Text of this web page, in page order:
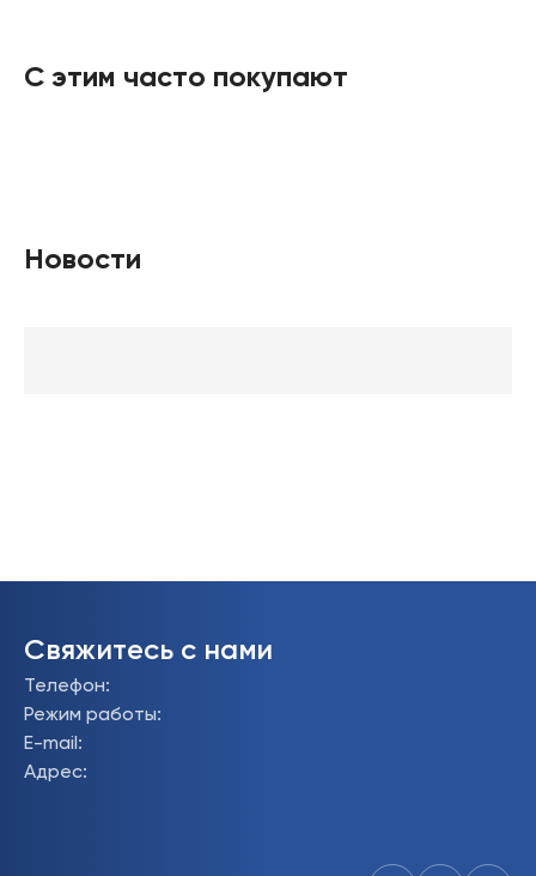
С этим часто покупают
Новости
Свяжитесь с нами
Телефон:
Режим работы:
E-mail :
Адрес: